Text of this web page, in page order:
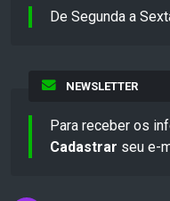
De Segunda a
NEWSLETTER
Para receber os
Cadastrar seu e-